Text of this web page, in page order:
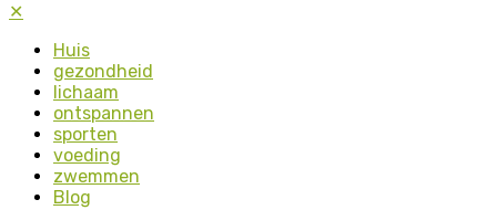
✕
Huis
gezondheid
lichaam
ontspannen
sporten
voeding
zwemmen
Blog